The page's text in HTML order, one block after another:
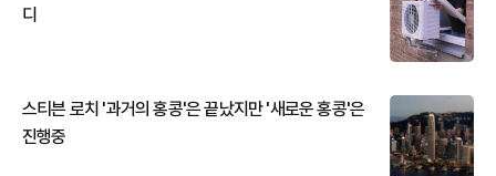
디
스티븐 로치 '과거의 홍콩'은 끝났지만 '새로운 홍콩'은
진행중